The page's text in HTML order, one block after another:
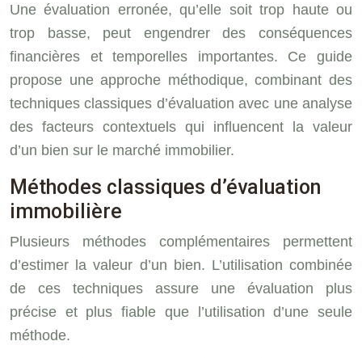
Une évaluation erronée, qu’elle soit trop haute ou
trop basse, peut engendrer des conséquences
financières et temporelles importantes. Ce guide
propose une approche méthodique, combinant des
techniques classiques d’évaluation avec une analyse
des facteurs contextuels qui influencent la valeur
d’un bien sur le marché immobilier.
Méthodes classiques d’évaluation
immobilière
Plusieurs méthodes complémentaires permettent
d’estimer la valeur d’un bien. L’utilisation combinée
de ces techniques assure une évaluation plus
précise et plus fiable que l’utilisation d’une seule
méthode.